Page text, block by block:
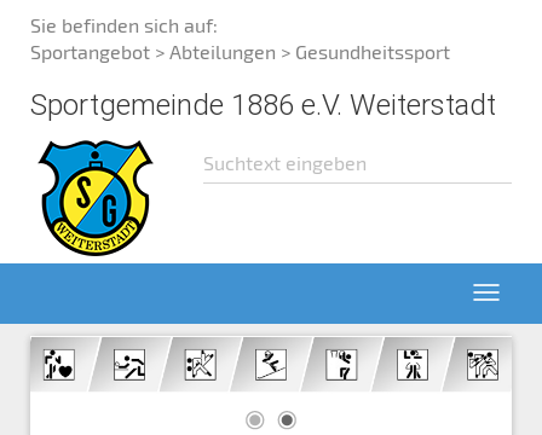
Sie befinden sich auf:
Sportangebot > Abteilungen > Gesundheitssport
Sportgemeinde 1886 e.V. Weiterstadt